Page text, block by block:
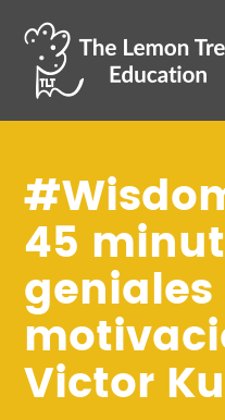
45
geniales
Victor